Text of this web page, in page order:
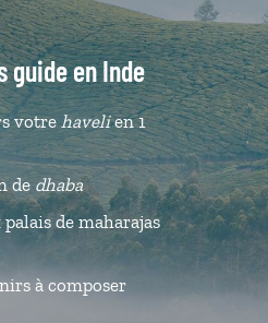
guide en Inde
votre havelien 1
de dhaba
de maharajas
à composer